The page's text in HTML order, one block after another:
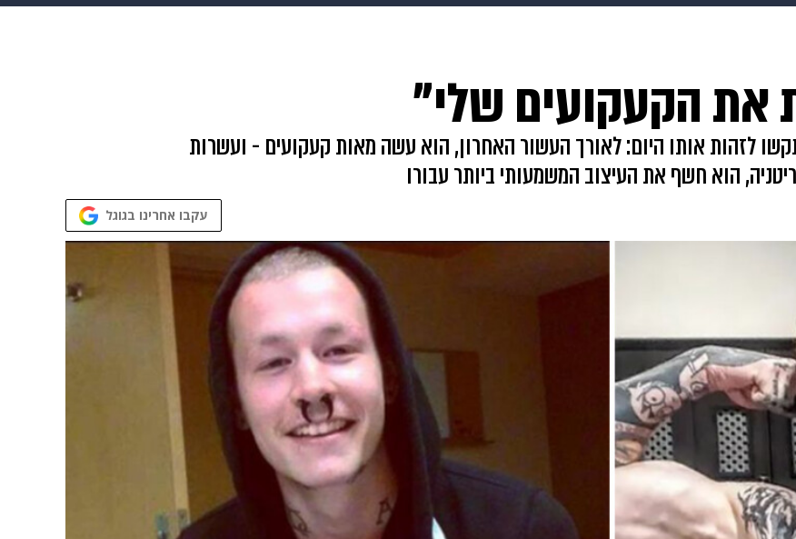
פרויקטים מיוחדים
הקעקועים שלי"
לזהות אותו היום: לאורך העשור האחרון, הוא עשה מאות קעקועים - ועשרות
הוא חשף את העיצוב המשמעותי ביותר עבורו
עקבו אחרינו בגוגל